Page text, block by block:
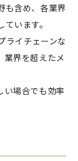
も含め、各業界
います。
ライチェーンな
業界を超えたメ
い場合でも効率